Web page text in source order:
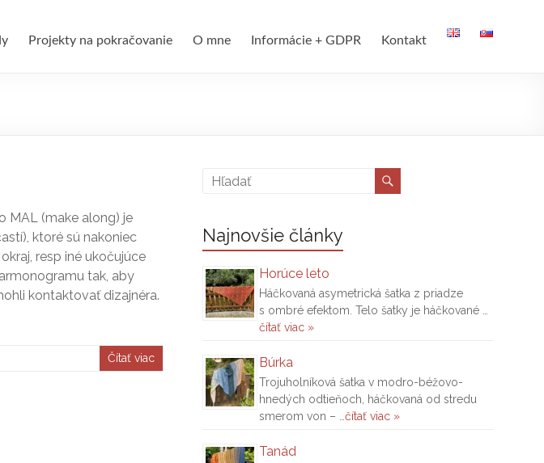
Projekty na pokračovanie O mne Informácie + GDPR Kontakt
MAL (make along) je
ktoré sú nakoniec
resp iné ukočujúce
tak, aby
kontaktovať dizajnéra.
Čítať viac
Najnovšie články
Horúce leto
Háčkovaná asymetrická šatka z priadze
s ombré efektom. Telo šatky je háčkované …
čítať viac »
Búrka
Trojuholníková šatka v modro-béžovo-
hnedých odtieňoch, háčkovaná od stredu
smerom von – … čítať viac »
Tanád